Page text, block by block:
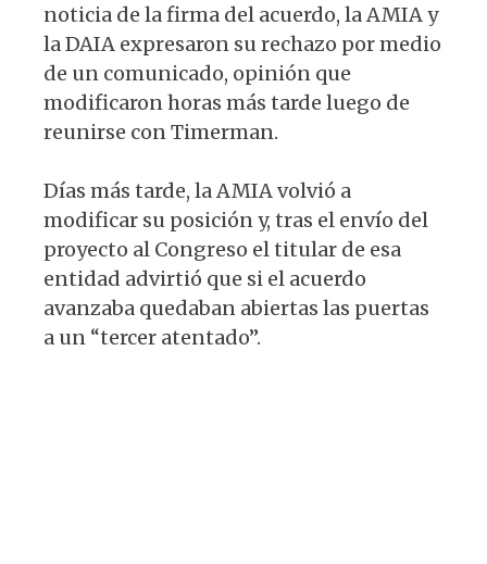
noticia de la firma del acuerdo, la AMIA y
la DAIA expresaron su rechazo por medio
de un comunicado, opinión que
modificaron horas más tarde luego de
reunirse con Timerman.
Días más tarde, la AMIA volvió a
modificar su posición y, tras el envío del
proyecto al Congreso el titular de esa
entidad advirtió que si el acuerdo
avanzaba quedaban abiertas las puertas
a un “tercer atentado”.